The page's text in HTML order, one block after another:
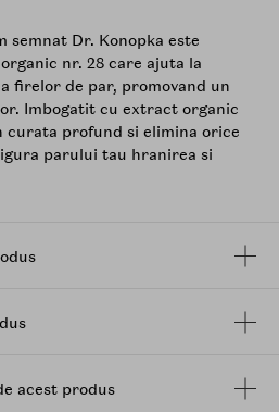
semnat Dr. Konopka este
nr. 28 care ajuta la
firelor de par, promovand un
Imbogatit cu extract organic
curata profund si elimina orice
parului tau hranirea si
ajuta la ridicarea firelor de la
ulei de argan, ulei de migdale
acest produs